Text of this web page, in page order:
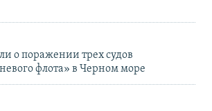
о поражении трех судов
флота» в Черном море